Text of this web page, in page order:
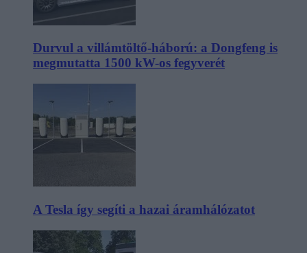
Durvul a villámtöltő-háború: a Dongfeng is
megmutatta 1500 kW-os fegyverét
A Tesla így segíti a hazai áramhálózatot